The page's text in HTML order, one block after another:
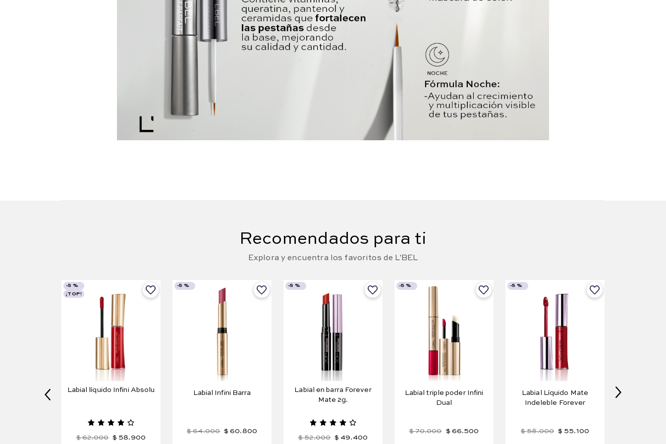
Recomendados para ti
Explora y encuentra los favoritos de L'BEL
-5 %
¡TOP!
Labial líquido Infini Absolu
$ 62.000 $ 58.900
-5 %
Labial Infini Barra
$ 64.000 $ 60.800
-5 %
Labial en barra Forever
Mate 2g.
$ 52.000 $ 49.400
-5 %
Labial triple poder Infini
Dual
$ 70.000 $ 66.500
-5 %
Labial Líquido Mate
Indeleble Forever
$ 58.000 $ 55.100